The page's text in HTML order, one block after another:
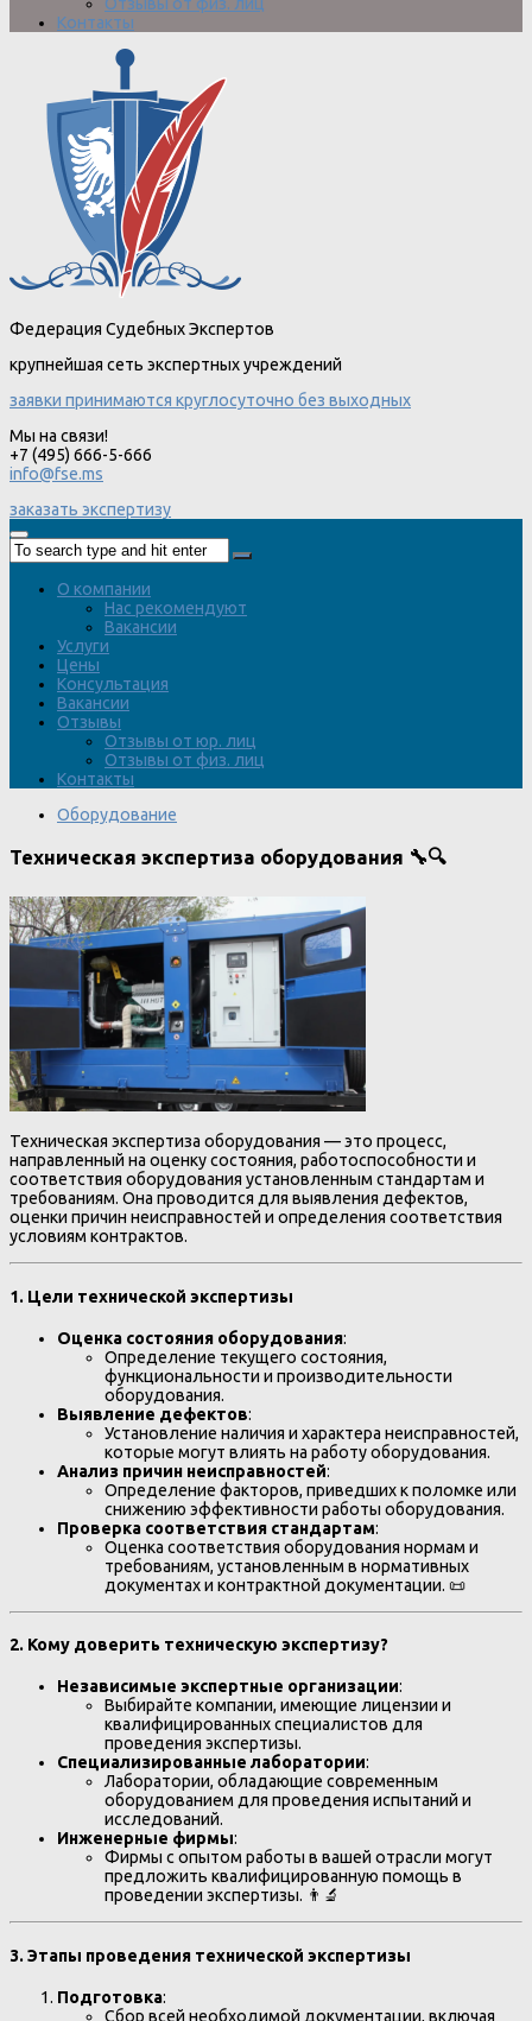
Отзывы от физ. лиц
Контакты
Федерация Судебных Экспертов
крупнейшая сеть экспертных учреждений
заявки принимаются круглосуточно без выходных
Мы на связи!
+7 (495) 666-5-666
info@fse.ms
заказать экспертизу
О компании
Нас рекомендуют
Вакансии
Услуги
Цены
Консультация
Вакансии
Отзывы
Отзывы от юр. лиц
Отзывы от физ. лиц
Контакты
Оборудование
Техническая экспертиза оборудования 🔧🔍
Техническая экспертиза оборудования — это процесс,
направленный на оценку состояния, работоспособности и
соответствия оборудования установленным стандартам и
требованиям. Она проводится для выявления дефектов,
оценки причин неисправностей и определения соответствия
условиям контрактов.
1. Цели технической экспертизы
Оценка состояния оборудования:
Определение текущего состояния,
функциональности и производительности
оборудования.
Выявление дефектов:
Установление наличия и характера неисправностей,
которые могут влиять на работу оборудования.
Анализ причин неисправностей:
Определение факторов, приведших к поломке или
снижению эффективности работы оборудования.
Проверка соответствия стандартам:
Оценка соответствия оборудования нормам и
требованиям, установленным в нормативных
документах и контрактной документации. 📜
2. Кому доверить техническую экспертизу?
Независимые экспертные организации:
Выбирайте компании, имеющие лицензии и
квалифицированных специалистов для
проведения экспертизы.
Специализированные лаборатории:
Лаборатории, обладающие современным
оборудованием для проведения испытаний и
исследований.
Инженерные фирмы:
Фирмы с опытом работы в вашей отрасли могут
предложить квалифицированную помощь в
проведении экспертизы. 👨‍🔬
3.Этапы проведения технической экспертизы
Подготовка:
Сбор всей необходимой документации, включая